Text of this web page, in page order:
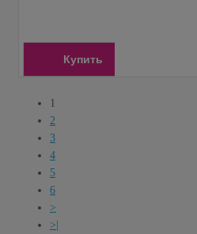
Купить
1
2
3
4
5
6
>
>|